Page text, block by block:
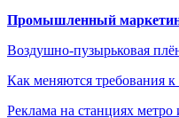
Промышленный
Воздушно-пузырьковая
Как меняются требования
Реклама на станциях